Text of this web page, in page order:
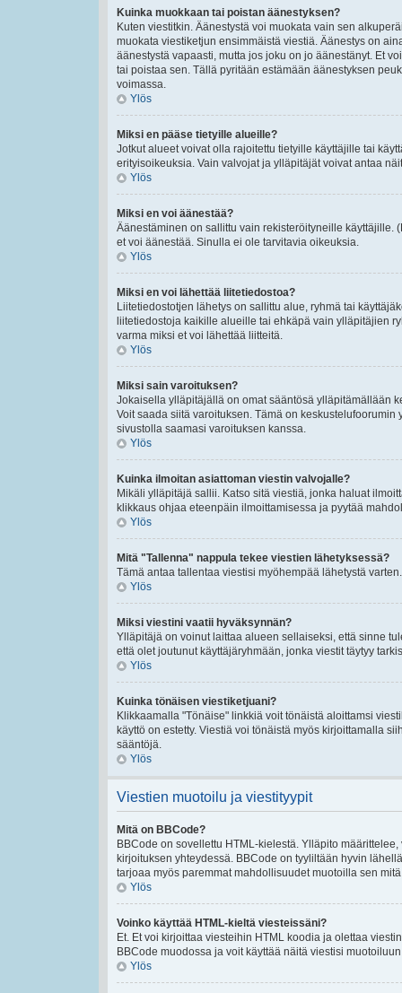
Kuinka muokkaan tai poistan äänestyksen?
Kuten viestitkin. Äänestystä voi muokata vain sen
muokata viestiketjun ensimmäistä viestiä. Äänestys on
äänestystä vapaasti, mutta jos joku on jo äänestänyt. Et
tai poistaa sen. Tällä pyritään estämään äänestyksen
voimassa.
Ylös
Miksi en pääse tietyille alueille?
Jotkut alueet voivat olla rajoitettu tietyille käyttäjille tai
erityisoikeuksia. Vain valvojat ja ylläpitäjät voivat antaa
Ylös
Miksi en voi äänestää?
Äänestäminen on sallittu vain rekisteröityneille käyttäjille.
et voi äänestää. Sinulla ei ole tarvitavia oikeuksia.
Ylös
Miksi en voi lähettää liitetiedostoa?
Liitetiedostotjen lähetys on sallittu alue, ryhmä tai
liitetiedostoja kaikille alueille tai ehkäpä vain ylläpitäjien
varma miksi et voi lähettää liitteitä.
Ylös
Miksi sain varoituksen?
Jokaisella ylläpitäjällä on omat sääntösä ylläpitämällään
Voit saada siitä varoituksen. Tämä on
sivustolla saamasi varoituksen kanssa.
Ylös
Kuinka ilmoitan asiattoman viestin valvojalle?
Mikäli ylläpitäjä sallii. Katso sitä viestiä, jonka haluat
klikkaus ohjaa eteenpäin ilmoittamisessa ja pyytää
Ylös
Mitä "Tallenna" nappula tekee viestien lähetyksessä?
Tämä antaa tallentaa viestisi myöhempää lähetystä
Ylös
Miksi viestini vaatii hyväksynnän?
Ylläpitäjä on voinut laittaa alueen sellaiseksi, että sinne
että olet joutunut käyttäjäryhmään, jonka viestit täytyy
Ylös
Kuinka tönäisen viestiketjuani?
Klikkaamalla "Tönäise" linkkiä voit tönäistä aloittamsi
käyttö on estetty. Viestiä voi tönäistä myös kirjoittamalla
sääntöjä.
Ylös
Viestien muotoilu ja viestityypit
Mitä on BBCode?
BBCode on sovellettu HTML-kielestä. Ylläpito
kirjoituksen yhteydessä. BBCode on tyyliltään hyvin
tarjoaa myös paremmat mahdollisuudet muotoilla sen
Ylös
Voinko käyttää HTML-kieltä viesteissäni?
Et. Et voi kirjoittaa viesteihin HTML koodia ja olettaa
BBCode muodossa ja voit käyttää näitä viestisi
Ylös